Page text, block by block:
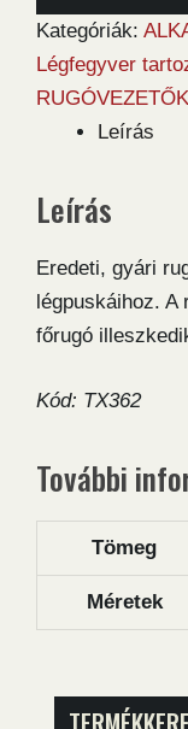
MK3
rugóvezető
mennyiség
Kategóriák:
Légfegyver
RUGÓVEZETŐK
Leírás
Leírás
Eredeti, gyári
légpuskáihoz.
főrugó
Kód: TX362
További
Tömeg
Méretek